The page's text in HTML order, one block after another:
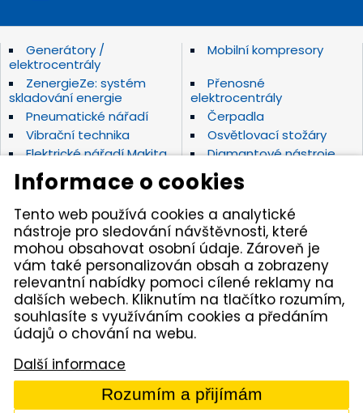
Generátory /
elektrocentrály
Mobilní kompresory
ZenergieZe: systém
skladování energie
Přenosné
elektrocentrály
Pneumatické nářadí
Čerpadla
Vibrační technika
Osvětlovací stožáry
Elektrické nářadí Makita
Diamantové nástroje
Hydraulické nářadí
Motorová kladiva
Závěsná hydraulická
kladiva
Zahradní technika
Akumulátorové stroje
Značky
Kámen Brno, spol. s r.o. – spolehlivý partner pro
opravdové řemeslníky. Zajišťujeme autorizovaný servis
pracovních strojů i nářadí, a provozujeme půjčovnu
nářadí v Tišnově. Specializujeme se na prodej nářadí
značek Permon, Atlas Copco, Husqvarna, Makita, NTC,
a zahradní techniky Dolmar aj. Dodáváme kamenivo
z našich vlastních lomů.
© 2005 - 2026 Kámen Brno, spol. s r. o. - Všechna práva
vyhrazena
Informace o cookies
Tento web používá cookies a analytické
nástroje pro sledování návštěvnosti, které
mohou obsahovat osobní údaje. Zároveň je
vám také personalizován obsah a zobrazeny
relevantní nabídky pomoci cílené reklamy na
dalších webech. Kliknutím na tlačítko rozumím,
souhlasíte s využíváním cookies a předáním
údajů o chování na webu.
Další informace
Rozumím a přijímám